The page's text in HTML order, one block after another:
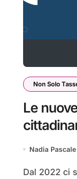
Non Solo
Le
percettori
Nadia Pascale
Dal 2022 ci sono le nuove regole per il